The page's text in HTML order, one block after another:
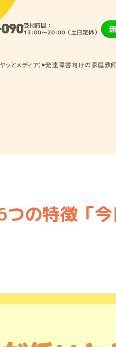
受付時間：
13:00〜20:00（土日定休）
とメディア） 発達障害向けの家庭教師
の特徴「